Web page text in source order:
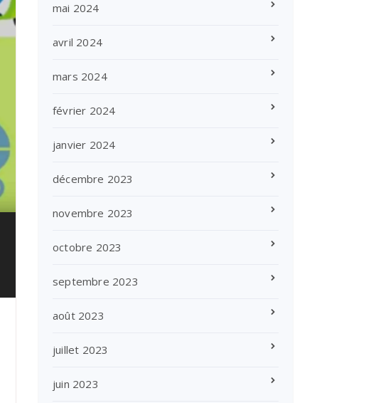
mai 2024
avril 2024
mars 2024
février 2024
janvier 2024
décembre 2023
novembre 2023
octobre 2023
septembre 2023
août 2023
juillet 2023
juin 2023